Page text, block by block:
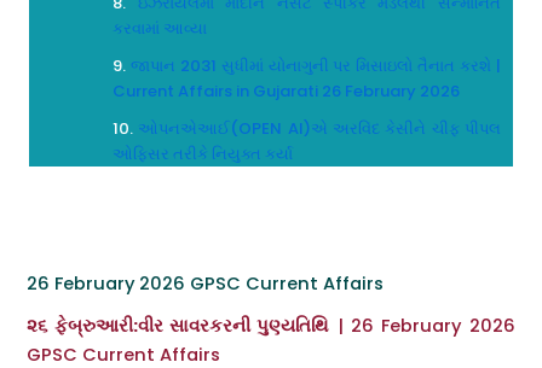
કરવામાં આવ્યા
જાપાન 2031 સુધીમાં યોનાગુની પર મિસાઇલો તૈનાત કરશે |
Current Affairs in Gujarati 26 February 2026
ઓપનએઆઈ(OPEN AI)એ અરવિંદ કેસીને ચીફ પીપલ
ઓફિસર તરીકે નિયુક્ત કર્યા
26 February 2026 GPSC Current Affairs
૨૬ ફેબ્રુઆરી:વીર સાવરકરની પુણ્યતિથિ | 26 February 2026
GPSC Current Affairs